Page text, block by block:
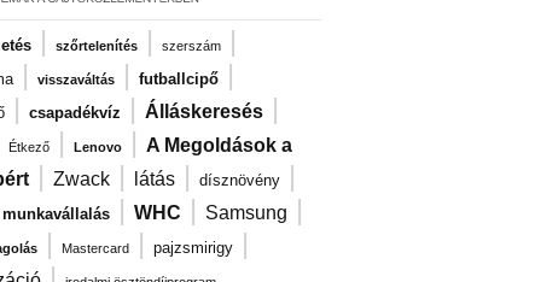
| szőrtelenítés | szerszám |
| visszaváltás | futballcipő |
| csapadékvíz | Álláskeresés |
Étkező | Lenovo | A Megoldások a
| Zwack | látás | dísznövény |
| WHC | Samsung |
| Mastercard | pajzsmirigy |